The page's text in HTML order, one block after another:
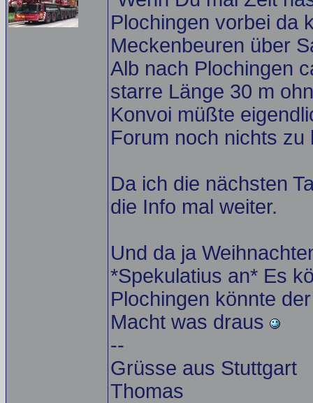
Plochingen vorbei da
Meckenbeuren über
Alb nach Plochingen
starre Länge 30 m
Konvoi müßte
Forum noch nichts zu
Da ich die nächsten
die Info mal weiter.
Und da ja
*Spekulatius an* Es
Plochingen könnte
Macht was draus
--
Grüsse aus Stuttgart
Thomas